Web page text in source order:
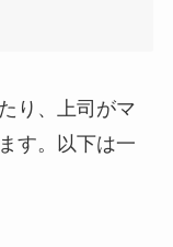
り、上司がマ
す。以下は一